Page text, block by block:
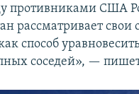
противниками США
рассматривает
способ
соседей», —